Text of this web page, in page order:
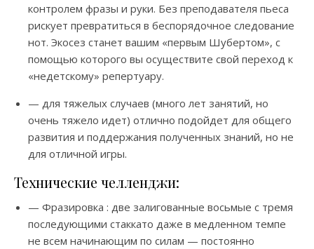
контролем фразы и руки. Без преподавателя пьеса
рискует превратиться в беспорядочное следование
нот. Экосез станет вашим «первым Шубертом», с
помощью которого вы осуществите свой переход к
«недетскому» репертуару.
— для тяжелых случаев (много лет занятий, но
очень тяжело идет) отлично подойдет для общего
развития и поддержания полученных знаний, но не
для отличной игры.
Технические челленджи:
— Фразировка : две залигованные восьмые с тремя
последующими стаккато даже в медленном темпе
не всем начинающим по силам — постоянно